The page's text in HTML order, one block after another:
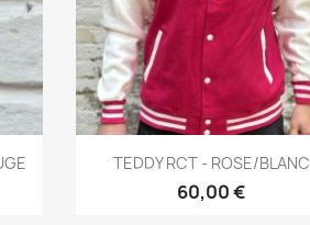
Aperçu rapide
TEDDY RCT - ROSE/BLANC
60,00 €